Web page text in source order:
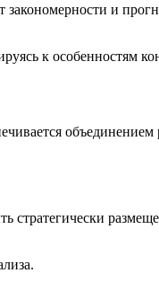
и
к особенностям